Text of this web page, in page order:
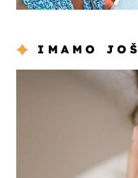
IMAMO JOŠ
moda & ljepota